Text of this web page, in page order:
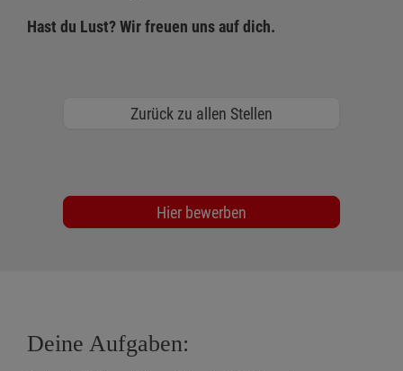
Hast du Lust? Wir freuen uns auf dich.
Zurück zu allen Stellen
Hier bewerben
Deine Aufgaben: